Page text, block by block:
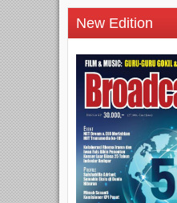
New Edition